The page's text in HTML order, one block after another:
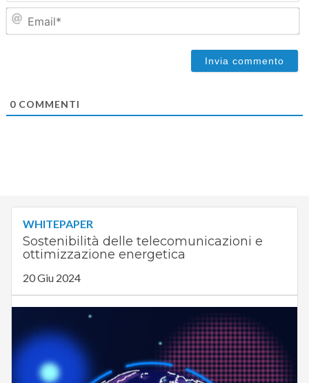
0COMMENTI
WHITEPAPER
Sostenibilità delle telecomunicazioni e
ottimizzazione energetica
20 Giu 2024